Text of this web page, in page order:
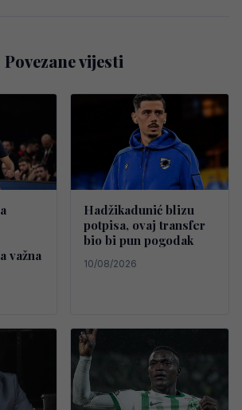
Povezane vijesti
važna
Hadžikadunić blizu
potpisa, ovaj transfer
bio bi pun pogodak
10/08/2026